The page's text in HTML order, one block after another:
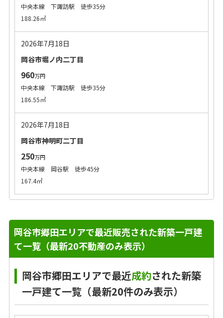
中央本線 下諏訪駅 徒歩35分
188.26㎡
2026年7月18日
岡谷市堀ノ内二丁目
960万円
中央本線 下諏訪駅 徒歩35分
186.55㎡
2026年7月18日
岡谷市神明町二丁目
250万円
中央本線 岡谷駅 徒歩45分
167.4㎡
岡谷市郷田エリアで最近販売された新築一戸建
て一覧（最新20不動産のみ表示）
岡谷市郷田エリアで最近成約された新築
一戸建て一覧（最新20件のみ表示）